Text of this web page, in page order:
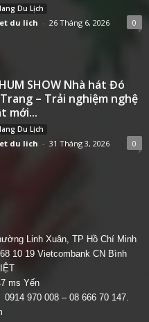
Du Lịch
du lich - 26 Tháng 6, 2026 0
SHOW Nhà hát Đó
– Trải nghiệm nghệ
mới...
Du Lịch
du lich - 31 Tháng 3, 2026 0
Linh Xuân, TP Hồ Chí Minh
10 19 Vietcombank CN Bình
ms Yến
0914 970 008 – 08 666 70 147.